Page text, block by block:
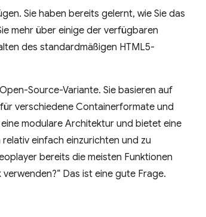
Sie haben bereits gelernt, wie Sie das
mehr über einige der verfügbaren
des standardmäßigen HTML5-
Source-Variante. Sie basieren auf
verschiedene Containerformate und
modulare Architektur und bietet eine
einfach einzurichten und zu
bereits die meisten Funktionen
Das ist eine gute Frage.